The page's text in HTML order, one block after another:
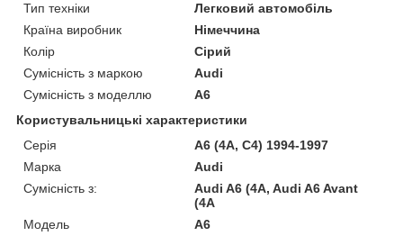
Тип техніки
Легковий автомобіль
Країна виробник
Німеччина
Колір
Сірий
Сумісність з маркою
Audi
Сумісність з моделлю
A6
Користувальницькі характеристики
Серія
A6 (4A, C4) 1994-1997
Марка
Audi
Сумісність з:
Audi A6 (4A, Audi A6 Avant
(4A
Модель
A6